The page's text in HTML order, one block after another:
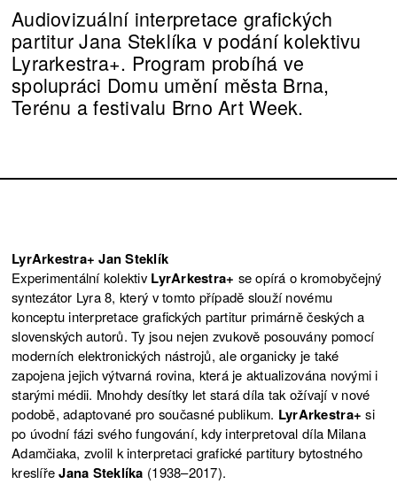
Audiovizuální interpretace grafických
partitur Jana Steklíka v podání kolektivu
Lyrarkestra+. Program probíhá ve
spolupráci Domu umění města Brna,
Terénu a festivalu Brno Art Week.
LyrArkestra+ Jan Steklík
Experimentální kolektiv LyrArkestra+ se opírá o kromobyčejný
syntezátor Lyra 8, který v tomto případě slouží novému
konceptu interpretace grafických partitur primárně českých a
slovenských autorů. Ty jsou nejen zvukově posouvány pomocí
moderních elektronických nástrojů, ale organicky je také
zapojena jejich výtvarná rovina, která je aktualizována novými i
starými médii. Mnohdy desítky let stará díla tak ožívají v nové
podobě, adaptované pro současné publikum. LyrArkestra+ si
po úvodní fázi svého fungování, kdy interpretoval díla Milana
Adamčiaka, zvolil k interpretaci grafické partitury bytostného
kreslířeJana Steklíka (1938–2017).